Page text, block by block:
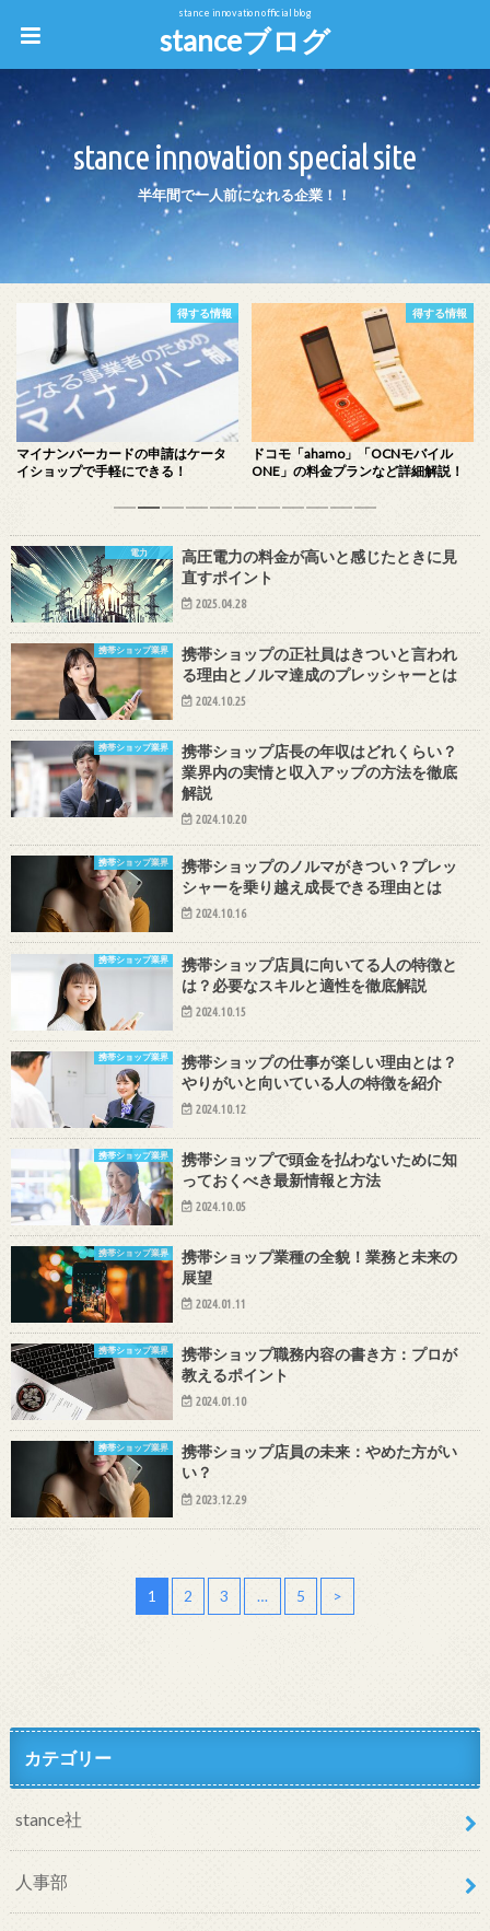
stance innovation official blog
stanceブログ
stance innovation special site
半年間で一人前になれる企業！！
得する情報
マイナンバーカードの申請はケータ
イショップで手軽にできる！
得する情報
ドコモ「ahamo」「OCNモバイル
ONE」の料金プランなど詳細解説！
電力
高圧電力の料金が高いと感じたときに見
直すポイント
2025.04.28
携帯ショップ業界
携帯ショップの正社員はきついと言われ
る理由とノルマ達成のプレッシャーとは
2024.10.25
携帯ショップ業界
携帯ショップ店長の年収はどれくらい？
業界内の実情と収入アップの方法を徹底
解説
2024.10.20
携帯ショップ業界
携帯ショップのノルマがきつい？プレッ
シャーを乗り越え成長できる理由とは
2024.10.16
携帯ショップ業界
携帯ショップ店員に向いてる人の特徴と
は？必要なスキルと適性を徹底解説
2024.10.15
携帯ショップ業界
携帯ショップの仕事が楽しい理由とは？
やりがいと向いている人の特徴を紹介
2024.10.12
携帯ショップ業界
携帯ショップで頭金を払わないために知
っておくべき最新情報と方法
2024.10.05
携帯ショップ業界
携帯ショップ業種の全貌！業務と未来の
展望
2024.01.11
携帯ショップ業界
携帯ショップ職務内容の書き方：プロが
教えるポイント
2024.01.10
携帯ショップ業界
携帯ショップ店員の未来：やめた方がい
い？
2023.12.29
1 2 3 … 5 >
カテゴリー
stance社
人事部